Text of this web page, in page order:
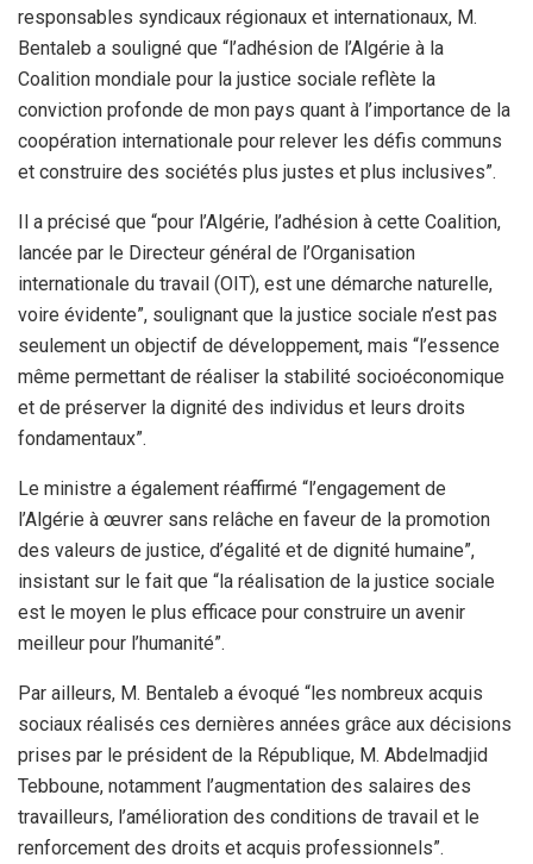
responsables syndicaux régionaux et internationaux, M.
Bentaleb a souligné que “l’adhésion de l’Algérie à la
Coalition mondiale pour la justice sociale reflète la
conviction profonde de mon pays quant à l’importance de la
coopération internationale pour relever les défis communs
et construire des sociétés plus justes et plus inclusives”.
Il a précisé que “pour l’Algérie, l’adhésion à cette Coalition,
lancée par le Directeur général de l’Organisation
internationale du travail (OIT), est une démarche naturelle,
voire évidente”, soulignant que la justice sociale n’est pas
seulement un objectif de développement, mais “l’essence
même permettant de réaliser la stabilité socioéconomique
et de préserver la dignité des individus et leurs droits
fondamentaux”.
Le ministre a également réaffirmé “l’engagement de
l’Algérie à œuvrer sans relâche en faveur de la promotion
des valeurs de justice, d’égalité et de dignité humaine”,
insistant sur le fait que “la réalisation de la justice sociale
est le moyen le plus efficace pour construire un avenir
meilleur pour l’humanité”.
Par ailleurs, M. Bentaleb a évoqué “les nombreux acquis
sociaux réalisés ces dernières années grâce aux décisions
prises par le président de la République, M. Abdelmadjid
Tebboune, notamment l’augmentation des salaires des
travailleurs, l’amélioration des conditions de travail et le
renforcement des droits et acquis professionnels”.